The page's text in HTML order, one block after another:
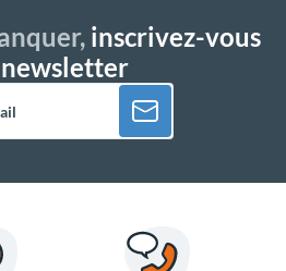
inscrivez-vous